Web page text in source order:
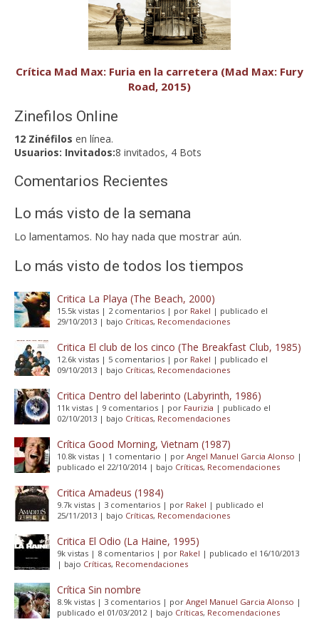
Crítica Mad Max: Furia en la carretera (Mad Max: Fury
Road, 2015)
Zinefilos Online
12 Zinéfilos en línea.
Usuarios: Invitados:8 invitados, 4 Bots
Comentarios Recientes
Lo más visto de la semana
Lo lamentamos. No hay nada que mostrar aún.
Lo más visto de todos los tiempos
Critica La Playa (The Beach, 2000)
15.5k vistas | 2 comentarios | por Rakel | publicado el
29/10/2013 | bajo Críticas, Recomendaciones
Critica El club de los cinco (The Breakfast Club, 1985)
12.6k vistas | 5 comentarios | por Rakel | publicado el
09/10/2013 | bajo Críticas, Recomendaciones
Critica Dentro del laberinto (Labyrinth, 1986)
11k vistas | 9 comentarios | por Faurizia | publicado el
02/10/2013 | bajo Críticas, Recomendaciones
Crítica Good Morning, Vietnam (1987)
10.8k vistas | 1 comentario | por Angel Manuel Garcia Alonso |
publicado el 22/10/2014| bajo Críticas, Recomendaciones
Critica Amadeus (1984)
9.7k vistas | 3 comentarios | por Rakel | publicado el
25/11/2013 | bajo Críticas, Recomendaciones
Critica El Odio (La Haine, 1995)
9k vistas | 8 comentarios | por Rakel | publicado el 16/10/2013
| bajo Críticas, Recomendaciones
Crítica Sin nombre
8.9k vistas | 3 comentarios | por Angel Manuel Garcia Alonso |
publicado el 01/03/2012| bajo Críticas, Recomendaciones